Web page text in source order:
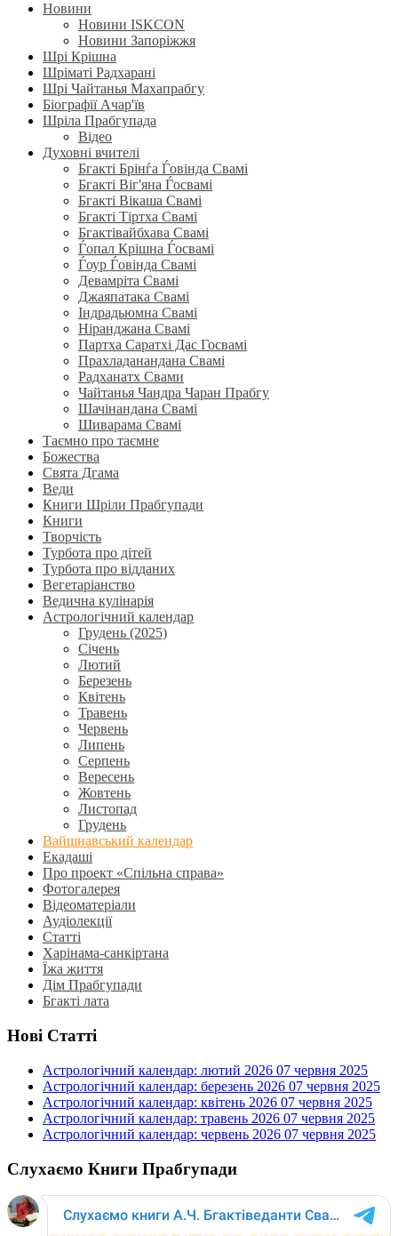
Новини
Новини ISKCON
Новини Запоріжжя
Шрі Крішна
Шріматі Радхарані
Шрі Чайтанья Махапрабгу
Біографії Ачар'їв
Шріла Прабгупада
Відео
Духовні вчителі
Бгакті Брінѓа Ѓовінда Свамі
Бгакті Віг'яна Ѓосвамі
Бгакті Вікаша Свамі
Бгакті Тіртха Свамі
Бгактівайбхава Свамі
Ѓопал Крішна Ѓосвамі
Ѓоур Ѓовінда Свамі
Девамріта Свамі
Джаяпатака Свамі
Індрадьюмна Свамі
Ніранджана Свамі
Партха Саратхі Дас Госвамі
Прахладанандана Свамі
Радханатх Свами
Чайтанья Чандра Чаран Прабгу
Шачінандана Свамі
Шиварама Свамі
Таємно про таємне
Божества
Свята Дгама
Веди
Книги Шріли Прабгупади
Книги
Творчість
Турбота про дітей
Турбота про відданих
Вегетаріанство
Ведична кулінарія
Астрологічний календар
Грудень (2025)
Січень
Лютий
Березень
Квітень
Травень
Червень
Липень
Серпень
Вересень
Жовтень
Листопад
Грудень
Вайшнавський календар
Екадаші
Про проект «Спільна справа»
Фотогалерея
Відеоматеріали
Аудіолекції
Статті
Харінама-санкіртана
Їжа життя
Дім Прабгупади
Бгакті лата
Нові Статті
Астрологічний календар: лютий 2026 07 червня 2025
Астрологічний календар: березень 2026 07 червня 2025
Астрологічний календар: квітень 2026 07 червня 2025
Астрологічний календар: травень 2026 07 червня 2025
Астрологічний календар: червень 2026 07 червня 2025
Слухаємо Книги Прабгупади